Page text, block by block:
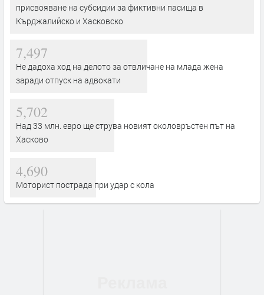
присвояване на субсидии за фиктивни пасища в
Кърджалийско и Хасковско
7,497
Не дадоха ход на делото за отвличане на млада жена
заради отпуск на адвокати
5,702
Над 33 млн. евро ще струва новият околовръстен път на
Хасково
4,690
Моторист пострада при удар с кола